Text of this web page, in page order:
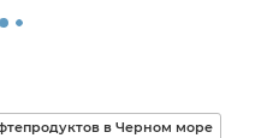
в Черном море